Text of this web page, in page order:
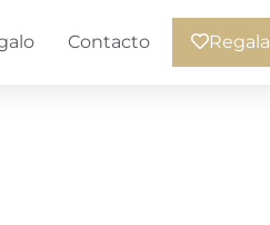
Contacto Regala